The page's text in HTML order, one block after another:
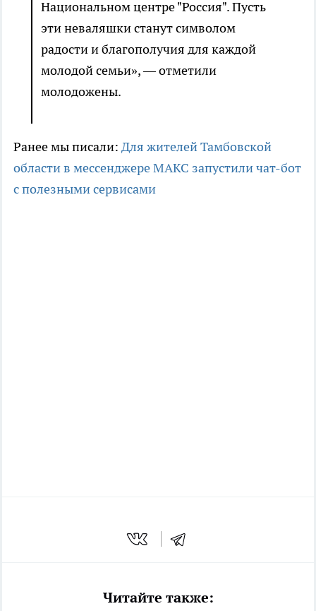
Национальном центре "Россия". Пусть
эти неваляшки станут символом
радости и благополучия для каждой
молодой семьи», — отметили
молодожены.
Ранее мы писали: Для жителей Тамбовской
области в мессенджере МАКС запустили чат-бот
с полезными сервисами
Читайте также: